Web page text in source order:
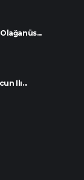
Ilı...